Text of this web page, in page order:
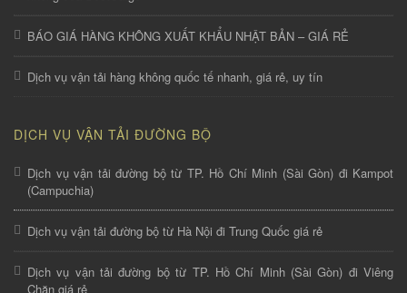
BÁO GIÁ HÀNG KHÔNG XUẤT KHẨU NHẬT BẢN – GIÁ RẺ
Dịch vụ vận tải hàng không quốc tế nhanh, giá rẻ, uy tín
DỊCH VỤ VẬN TẢI ĐƯỜNG BỘ
Dịch vụ vận tải đường bộ từ TP. Hồ Chí Minh (Sài Gòn) đi Kampot
(Campuchia)
Dịch vụ vận tải đường bộ từ Hà Nội đi Trung Quốc giá rẻ
Dịch vụ vận tải đường bộ từ TP. Hồ Chí Minh (Sài Gòn) đi Viêng
Chăn giá rẻ